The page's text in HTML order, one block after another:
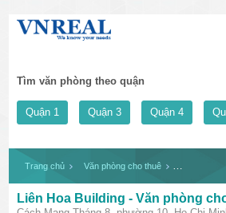
Tìm văn phòng theo quận
Quận 1 Quận 3 Quận 4
Trang chủ Văn phòng cho thuê
Liên Hoa Building - Văn phòng